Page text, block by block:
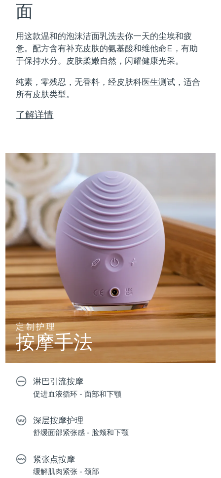
面
用这款温和的泡沫洁面乳洗去你一天的尘埃和疲
惫。配方含有补充皮肤的氨基酸和维他命E，有助
于保持水分。皮肤柔嫩自然，闪耀健康光采。
纯素，零残忍，无香料，经皮肤科医生测试，适合
所有皮肤类型。
了解详情
定制护理
按摩手法
淋巴引流按摩
促进血液循环 - 面部和下颚
深层按摩护理
舒缓面部紧张感 - 脸颊和下颚
紧张点按摩
缓解肌肉紧张 - 颈部